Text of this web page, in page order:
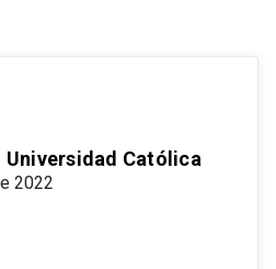
Católica
2022